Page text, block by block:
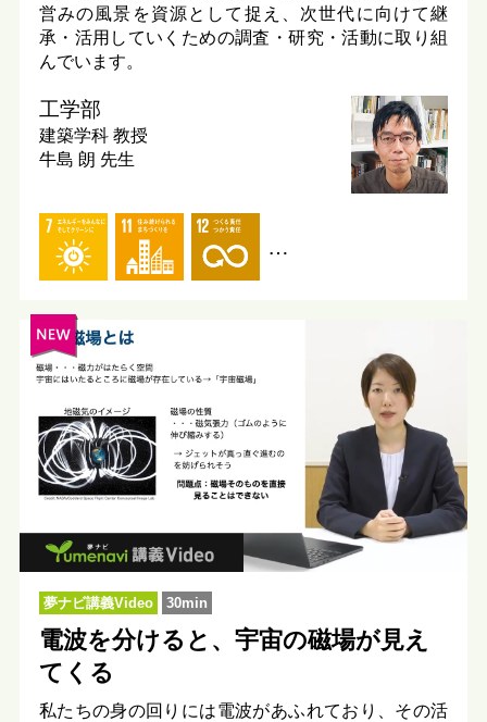
営みの風景を資源として捉え、次世代に向けて継
承・活用していくための調査・研究・活動に取り組
んでいます。
工学部
建築学科 教授
牛島 朗 先生
…
夢ナビ講義Video 30min
電波を分けると、宇宙の磁場が見え
てくる
私たちの身の回りには電波があふれており、その活